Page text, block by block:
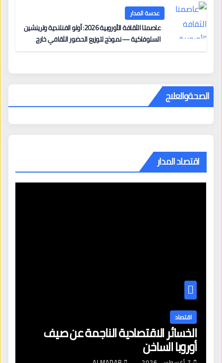
عدسة المدار
عاصمتا الثقافة الأوروبية 2026: أولو الفنلندية وترينشين
السلوفاكية — نموذج لتوزيع الحضور الثقافي خارج
الصحةوالعلاج
اقتصاد المدار
اقتصاد
الخسائر الاقتصادية الناجمة عن صيف
أوروبا الساخن